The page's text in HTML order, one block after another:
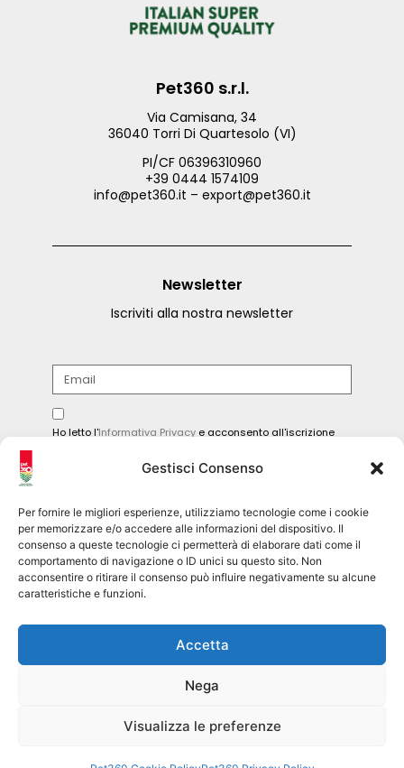
Gestisci Consenso
Per fornire le migliori esperienze, utilizziamo tecnologie come i cookie
per memorizzare e/o accedere alle informazioni del dispositivo. Il
consenso a queste tecnologie ci permetterà di elaborare dati come il
comportamento di navigazione o ID unici su questo sito. Non
acconsentire o ritirare il consenso può influire negativamente su alcune
caratteristiche e funzioni.
Accetta
Nega
Visualizza le preferenze
Pet360 s.r.l.
Via Camisana, 34
36040 Torri Di Quartesolo (VI)
PI/CF 06396310960
+39 0444 1574109
info@pet360.it – export@pet360.it
Newsletter
Iscriviti alla nostra newsletter
Ho letto l'Informativa Privacy e acconsento all'iscrizione
INVIA
Seguici sui social
@pet360_official
pet breeder channel
@pet360_breeders-official
Pet360 Srl – copyright 2026